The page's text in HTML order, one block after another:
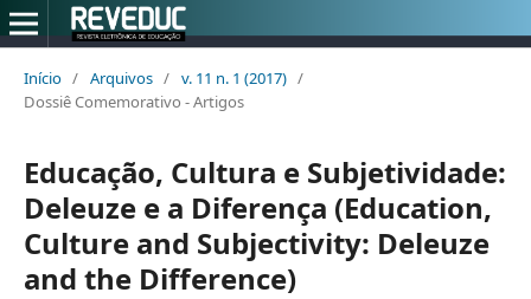
Início / Arquivos / v. 11 n. 1 (2017) /
Dossiê Comemorativo - Artigos
Educação, Cultura e Subjetividade:
Deleuze e a Diferença (Education,
Culture and Subjectivity: Deleuze
and the Difference)